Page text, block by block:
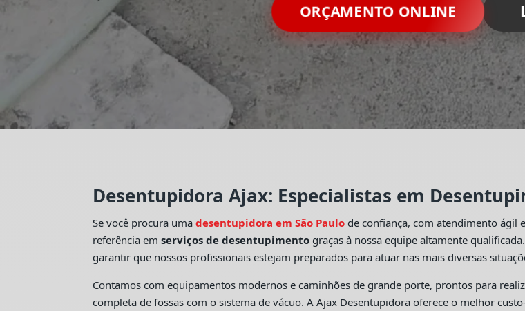
ORÇAMENTO ONLINE
Desentupidora Ajax: Especialistas em
Se você procura umadesentupidora em São Paulo de confiança, com atendimento ágil
referência emserviços de desentupimento graças à nossa equipe altamente
garantir que nossos profissionais estejam preparados para atuar nas mais diversas
Contamos com equipamentos modernos e caminhões de grande porte, prontos para
completa de fossas com o sistema de vácuo. A Ajax Desentupidora oferece o melhor